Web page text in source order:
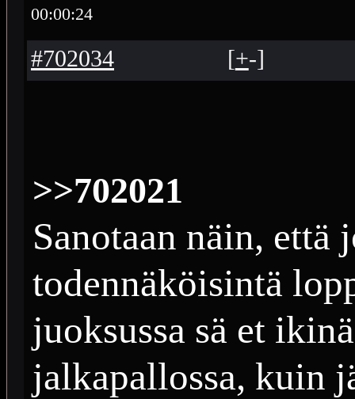
00:00:24
#702034 [+-]
>>702021
Sanotaan näin, että
todennäköisintä
juoksussa sä et
jalkapallossa, kuin